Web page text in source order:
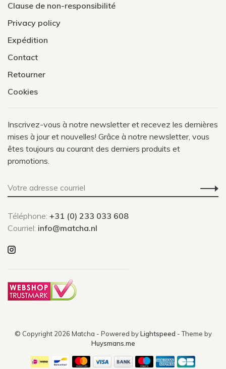
Clause de non-responsibilité
Privacy policy
Expédition
Contact
Retourner
Cookies
Inscrivez-vous à notre newsletter et recevez les dernières
mises à jour et nouvelles! Grâce à notre newsletter, vous
êtes toujours au courant des derniers produits et
promotions.
Téléphone: +31 (0) 233 033 608
Courriel: info@matcha.nl
© Copyright 2026 Matcha - Powered byLightspeed - Theme by
Huysmans.me